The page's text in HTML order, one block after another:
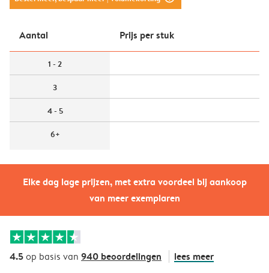
Elke dag lage prijzen, met extra voordeel bij aankoop
van meer exemplaren
Aantal Prijs per stuk
1 - 2
3
4 - 5
6+
4.5op basis van 940 beoordelingen lees meer